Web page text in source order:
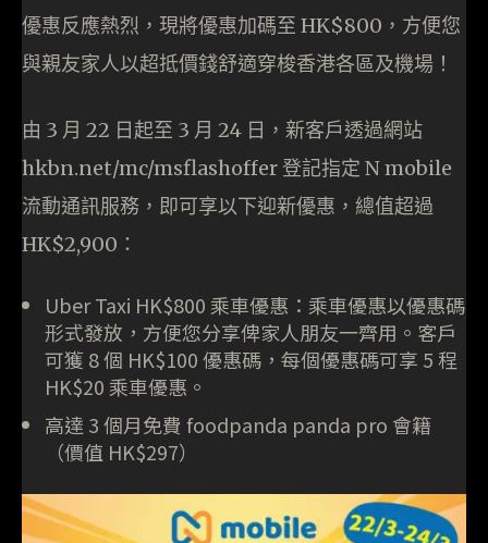
優惠反應熱烈，現將優惠加碼至 HK$800，方便您
與親友家人以超抵價錢舒適穿梭香港各區及機場！
由 3 月 22 日起至 3 月 24 日，新客戶透過網站
hkbn.net/mc/msflashoffer 登記指定 N mobile
流動通訊服務，即可享以下迎新優惠，總值超過
HK$2,900：
Uber Taxi HK$800 乘車優惠：乘車優惠以優惠碼
形式發放，方便您分享俾家人朋友一齊用。客戶
可獲 8 個 HK$100 優惠碼，每個優惠碼可享 5 程
HK$20 乘車優惠。
高達 3 個月免費 foodpanda panda pro 會籍
（價值 HK$297）